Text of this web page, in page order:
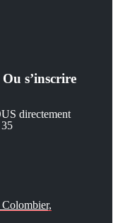
s’inscrire
directement